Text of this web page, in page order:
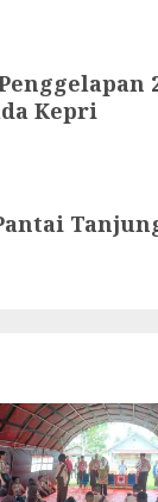
Kepri